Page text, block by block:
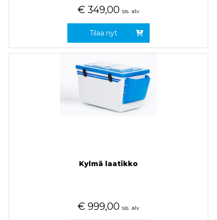
€ 349,00 sis. alv
Tilaa nyt
Kylmä laatikko
€ 999,00 sis. alv